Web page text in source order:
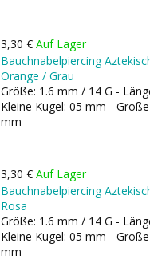
3,30 € Auf Lager
Bauchnabelpiercing
Orange / Grau
Größe: 1.6 mm / 14 G -
Kleine Kugel: 05 mm -
mm
3,30 € Auf Lager
Bauchnabelpiercing
Rosa
Größe: 1.6 mm / 14 G -
Kleine Kugel: 05 mm -
mm